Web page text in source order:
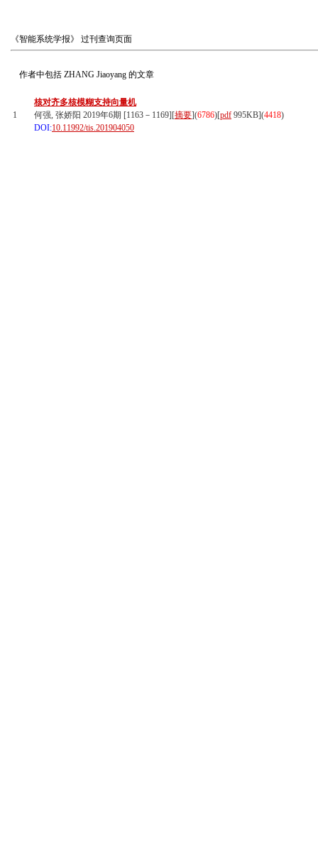
《智能系统学报》 过刊查询页面
作者中包括 ZHANG Jiaoyang 的文章
1
核对齐多核模糊支持向量机
何强, 张娇阳 2019年6期 [1163－1169][摘要](6786)[pdf 995KB](4418)
DOI:10.11992/tis.201904050